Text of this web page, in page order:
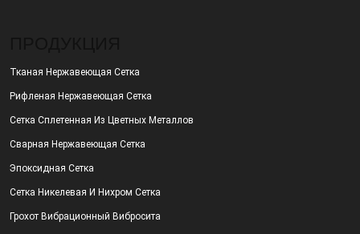
Тканая Нержавеющая Сетка
Рифленая Нержавеющая Сетка
Сетка Сплетенная Из Цветных Металлов
Сварная Нержавеющая Сетка
Эпоксидная Сетка
Сетка Никелевая И Нихром Сетка
Грохот Вибрационный Вибросита